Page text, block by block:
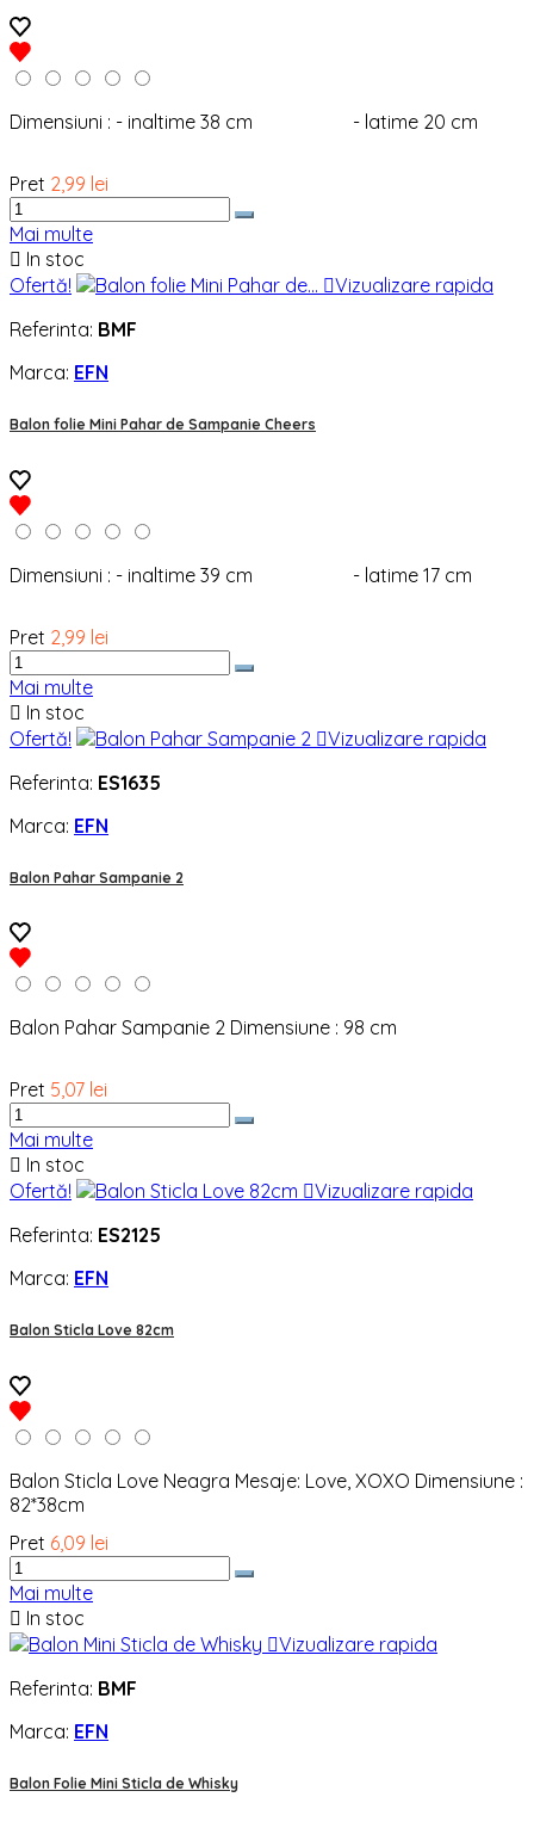
Dimensiuni : - inaltime 38 cm - latime 20 cm
Pret 2,99 lei
Mai multe
 In stoc
Ofertă!
Vizualizare rapida
Referinta: BMF
Marca: EFN
Balon folie Mini Pahar de Sampanie Cheers
Dimensiuni : - inaltime 39 cm - latime 17 cm
Pret 2,99 lei
Mai multe
 In stoc
Ofertă!
Vizualizare rapida
Referinta: ES1635
Marca: EFN
Balon Pahar Sampanie 2
Balon Pahar Sampanie 2 Dimensiune : 98 cm
Pret 5,07 lei
Mai multe
 In stoc
Ofertă!
Vizualizare rapida
Referinta: ES2125
Marca: EFN
Balon Sticla Love 82cm
Balon Sticla Love Neagra Mesaje: Love, XOXO Dimensiune :
82*38cm
Pret 6,09 lei
Mai multe
 In stoc
Vizualizare rapida
Referinta: BMF
Marca: EFN
Balon Folie Mini Sticla de Whisky